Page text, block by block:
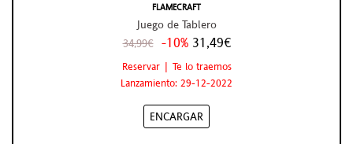
FLAMECRAFT
Juego de Tablero
34,99€ -10% 31,49€
Reservar | Te lo traemos
Lanzamiento: 29-12-2022
ENCARGAR